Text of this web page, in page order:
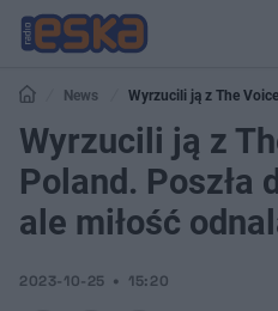
News
Wyrzucili ją z The
miłość odnalazła w muzyce
Wyrzucili ją z
Poland. Poszła
ale miłość
2023-10-25 15:20